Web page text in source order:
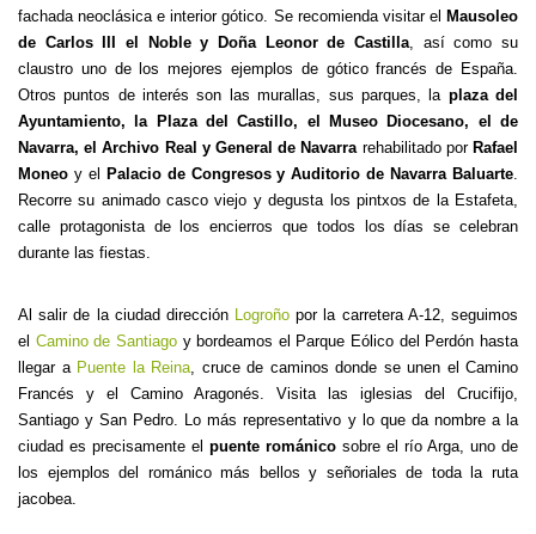
fachada neoclásica e interior gótico. Se recomienda visitar el Mausoleo
de Carlos III el Noble y Doña Leonor de Castilla, así como su
claustro uno de los mejores ejemplos de gótico francés de España.
Otros puntos de interés son las murallas, sus parques, la plaza del
Ayuntamiento, la Plaza del Castillo, el Museo Diocesano, el de
Navarra, el Archivo Real y General de Navarrarehabilitado por Rafael
Moneo y el Palacio de Congresos y Auditorio de Navarra Baluarte.
Recorre su animado casco viejo y degusta los pintxos de la Estafeta,
calle protagonista de los encierros que todos los días se celebran
durante las fiestas.
Al salir de la ciudad dirección Logroño por la carretera A-12, seguimos
el Camino de Santiagoy bordeamos el Parque Eólico del Perdón hasta
llegar a Puente la Reina, cruce de caminos donde se unen el Camino
Francés y el Camino Aragonés. Visita las iglesias del Crucifijo,
Santiago y San Pedro. Lo más representativo y lo que da nombre a la
ciudad es precisamente el puente románico sobre el río Arga, uno de
los ejemplos del románico más bellos y señoriales de toda la ruta
jacobea.